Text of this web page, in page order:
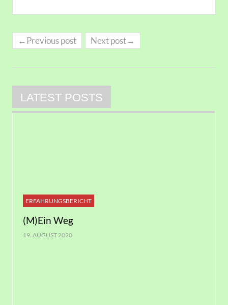
←Previous post Next post→
LATEST POSTS
ERFAHRUNGSBERICHT
(M)Ein Weg
19. AUGUST 2020